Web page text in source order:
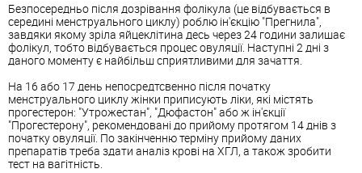
Безпосередньо після дозрівання фолікула (це відбувається в
середині менструального циклу) роблю ін'єкцію "Прегнила",
завдяки якому зріла яйцеклітина десь через 24 години залишає
фолікул, тобто відбувається процес овуляції. Наступні 2 дні з
даного моменту є найбільш сприятливими для зачаття.
На 16 або 17 день непосредтсвенно після початку
менструального циклу жінки приписують ліки, які містять
прогестерон: "Утрожестан", "Дюфастон" або ж ін'єкції
"Прогестерону", рекомендовані до прийому протягом 14 днів з
початку овуляції. По закінченню терміну прийому даних
препаратів треба здати аналіз крові на ХГЛ, а також зробити
тест на вагітність.